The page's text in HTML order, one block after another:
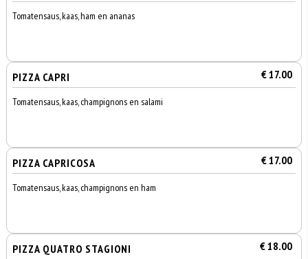
Tomatensaus, kaas, ham en ananas
PIZZA CAPRI € 17.00
Tomatensaus, kaas, champignons en salami
PIZZA CAPRICOSA € 17.00
Tomatensaus, kaas, champignons en ham
PIZZA QUATRO STAGIONI € 18.00